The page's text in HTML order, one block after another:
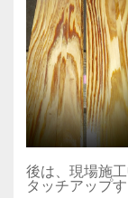
後は、現場施
タッチアップす